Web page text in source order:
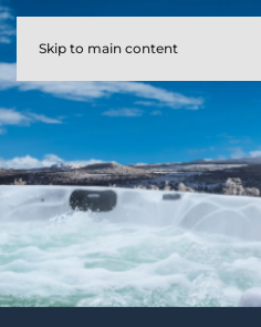
Skip to main content